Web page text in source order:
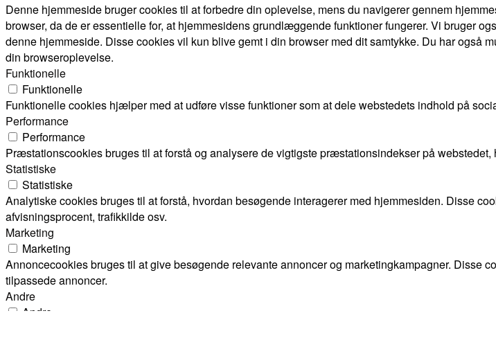
Denne hjemmeside bruger cookies til at forbedre din oplevelse, mens du navigerer gennem
browser, da de er essentielle for, at hjemmesidens grundlæggende funktioner fungerer. Vi bruger
denne hjemmeside. Disse cookies vil kun blive gemt i din browser med dit samtykke. Du har
din browseroplevelse.
Funktionelle
Funktionelle
Funktionelle cookies hjælper med at udføre visse funktioner som at dele webstedets indhold på
Performance
Performance
Præstationscookies bruges til at forstå og analysere de vigtigste præstationsindekser på
Statistiske
Statistiske
Analytiske cookies bruges til at forstå, hvordan besøgende interagerer med hjemmesiden. Disse
afvisningsprocent, trafikkilde osv.
Marketing
Marketing
Annoncecookies bruges til at give besøgende relevante annoncer og marketingkampagner.
tilpassede annoncer.
Andre
Andre